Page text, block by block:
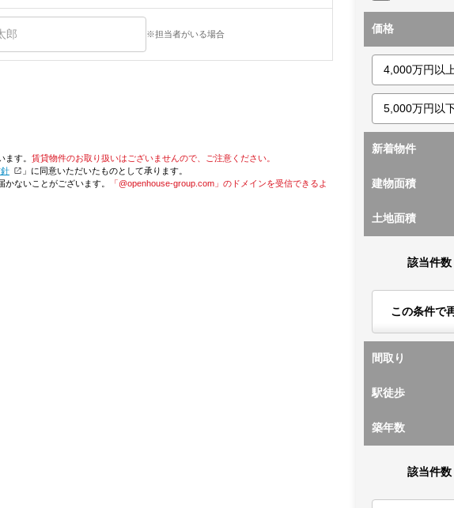
※担当者がいる場合
す。 賃貸物件のお取り扱いはございませんので、ご注意ください。
」に同意いただいたものとして承ります。
ないことがございます。
「@openhouse-group.com」のドメインを受信できるよ
価格
新着物件
建物面積
土地面積
該当件数
この条件で
間取り
駅徒歩
築年数
該当件数